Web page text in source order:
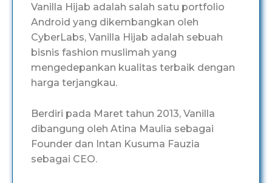
Vanilla Hijab adalah salah satu portfolio
Android yang dikembangkan oleh
CyberLabs, Vanilla Hijab adalah sebuah
bisnis fashion muslimah yang
mengedepankan kualitas terbaik dengan
harga terjangkau.
Berdiri pada Maret tahun 2013, Vanilla
dibangung oleh Atina Maulia sebagai
Founder dan Intan Kusuma Fauzia
sebagai CEO.